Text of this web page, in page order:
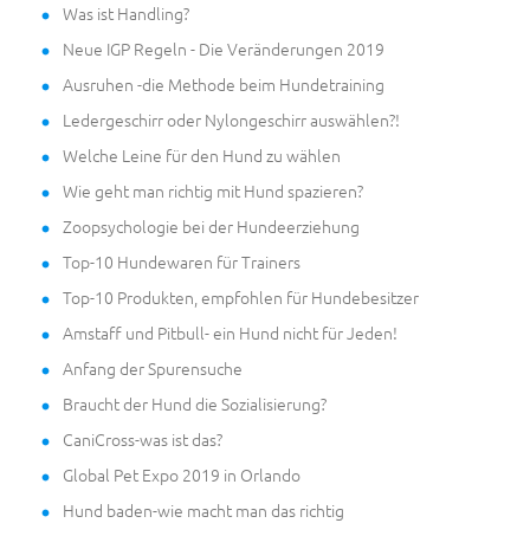
Was ist Handling?
Neue IGP Regeln - Die Veränderungen 2019
Ausruhen -die Methode beim Hundetraining
Ledergeschirr oder Nylongeschirr auswählen?!
Welche Leine für den Hund zu wählen
Wie geht man richtig mit Hund spazieren?
Zoopsychologie bei der Hundeerziehung
Top-10 Hundewaren für Trainers
Top-10 Produkten, empfohlen für Hundebesitzer
Amstaff und Pitbull- ein Hund nicht für Jeden!
Anfang der Spurensuche
Braucht der Hund die Sozialisierung?
CaniCross-was ist das?
Global Pet Expo 2019 in Orlando
Hund baden-wie macht man das richtig